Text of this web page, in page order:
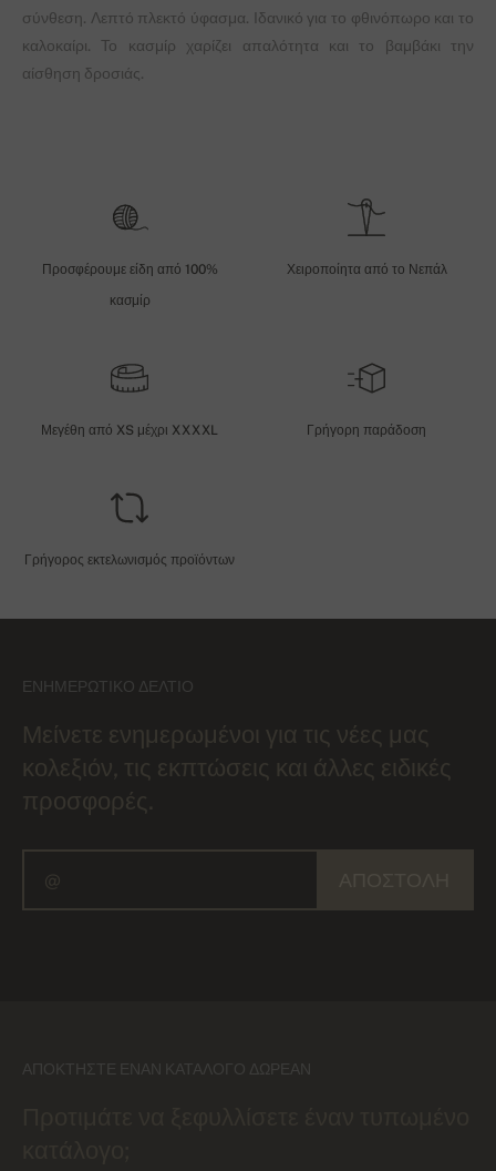
σύνθεση. Λεπτό πλεκτό ύφασμα. Ιδανικό για το φθινόπωρο και το
καλοκαίρι. Το κασμίρ χαρίζει απαλότητα και το βαμβάκι την
αίσθηση δροσιάς.
Προσφέρουμε είδη από 100%
κασμίρ
Χειροποίητα από το Νεπάλ
Μεγέθη από XS μέχρι XXXXL Γρήγορη παράδοση
Γρήγορος εκτελωνισμός προϊόντων
ΕΝΗΜΕΡΩΤΙΚΌ ΔΕΛΤΊΟ
Μείνετε ενημερωμένοι για τις νέες μας
κολεξιόν, τις εκπτώσεις και άλλες ειδικές
προσφορές.
ΑΠΟΚΤΉΣΤΕ ΈΝΑΝ ΚΑΤΆΛΟΓΟ ΔΩΡΕΆΝ